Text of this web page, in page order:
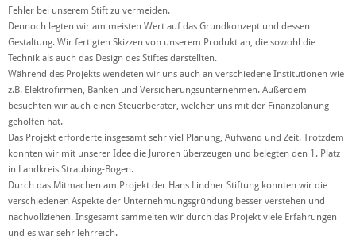
Fehler bei unserem Stift zu vermeiden.
Dennoch legten wir am meisten Wert auf das Grundkonzept und dessen
Gestaltung. Wir fertigten Skizzen von unserem Produkt an, die sowohl die
Technik als auch das Design des Stiftes darstellten.
Während des Projekts wendeten wir uns auch an verschiedene Institutionen wie
z.B. Elektrofirmen, Banken und Versicherungsunternehmen. Außerdem
besuchten wir auch einen Steuerberater, welcher uns mit der Finanzplanung
geholfen hat.
Das Projekt erforderte insgesamt sehr viel Planung, Aufwand und Zeit. Trotzdem
konnten wir mit unserer Idee die Juroren überzeugen und belegten den 1. Platz
in Landkreis Straubing-Bogen.
Durch das Mitmachen am Projekt der Hans Lindner Stiftung konnten wir die
verschiedenen Aspekte der Unternehmungsgründung besser verstehen und
nachvollziehen. Insgesamt sammelten wir durch das Projekt viele Erfahrungen
und es war sehr lehrreich.